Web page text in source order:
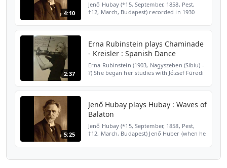
4:10
Jenő Hubay (*15, September, 1858, Pest,
†12, March, Budapest) recorded in 1930
2:37
Erna Rubinstein plays Chaminade
- Kreisler : Spanish Dance
Erna Rubinstein (1903, Nagyszeben (Sibiu) -
?) She began her studies with József Füredi
5:25
Jenő Hubay plays Hubay : Waves of
Balaton
Jenő Hubay (*15, September, 1858, Pest,
†12, March, Budapest) Jenő Huber (when he